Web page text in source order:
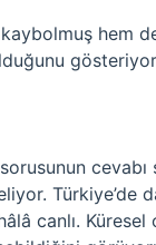
hem
cevabı
Türkiye’de
canlı. Küresel